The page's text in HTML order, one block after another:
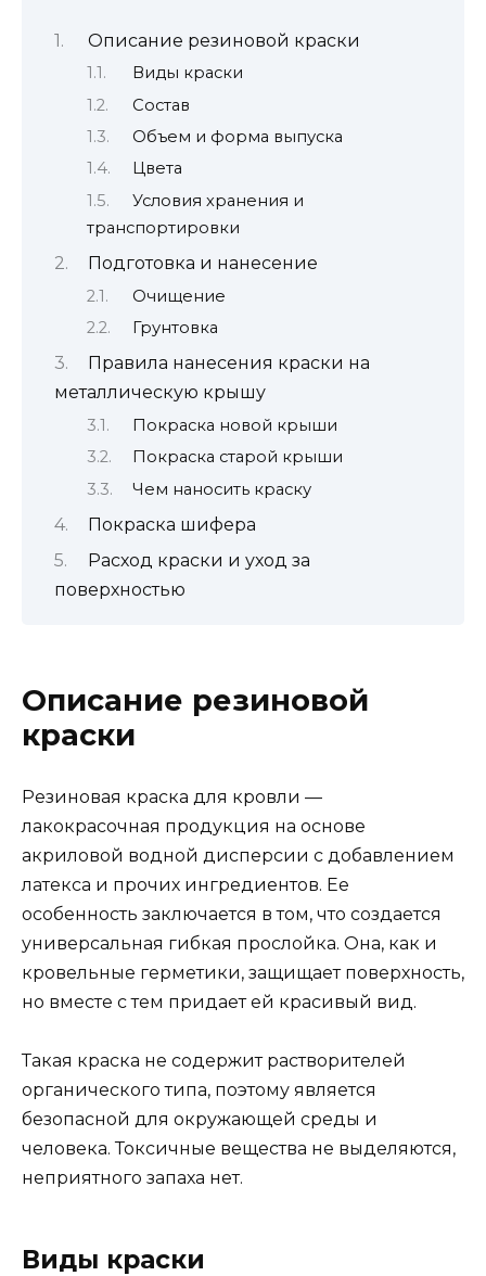
Описание резиновой краски
Виды краски
Состав
Объем и форма выпуска
Цвета
Условия хранения и
транспортировки
Подготовка и нанесение
Очищение
Грунтовка
Правила нанесения краски на
металлическую крышу
Покраска новой крыши
Покраска старой крыши
Чем наносить краску
Покраска шифера
Расход краски и уход за
поверхностью
Описание резиновой
краски
Резиновая краска для кровли —
лакокрасочная продукция на основе
акриловой водной дисперсии с добавлением
латекса и прочих ингредиентов. Ее
особенность заключается в том, что создается
универсальная гибкая прослойка. Она, как и
кровельные герметики, защищает поверхность,
но вместе с тем придает ей красивый вид.
Такая краска не содержит растворителей
органического типа, поэтому является
безопасной для окружающей среды и
человека. Токсичные вещества не выделяются,
неприятного запаха нет.
Виды краски